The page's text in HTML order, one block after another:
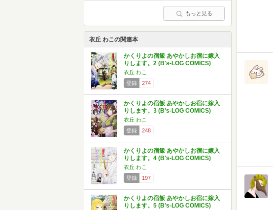
もっと見る
衣丘 わこの関連本
かくりよの宿飯 あやかしお宿に嫁入
りします。2 (B's-LOG COMICS)
衣丘 わこ
登録
274
かくりよの宿飯 あやかしお宿に嫁入
りします。3 (B's-LOG COMICS)
衣丘 わこ
登録
248
かくりよの宿飯 あやかしお宿に嫁入
りします。4 (B's-LOG COMICS)
衣丘 わこ
登録
197
かくりよの宿飯 あやかしお宿に嫁入
りします。5 (B's-LOG COMICS)